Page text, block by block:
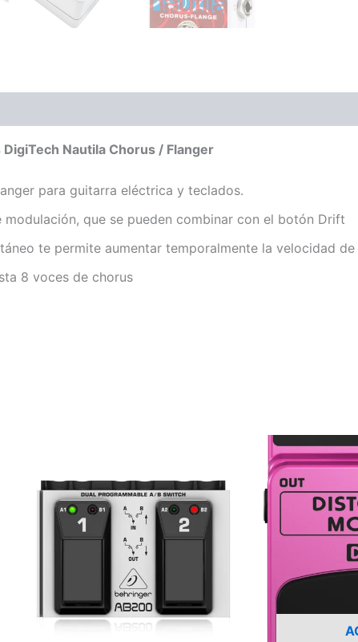
Nautila Chorus / Flanger
para guitarra eléctrica y teclados.
que se pueden combinar con el botón Drift
te permite aumentar temporalmente la velocidad
8 voces de chorus